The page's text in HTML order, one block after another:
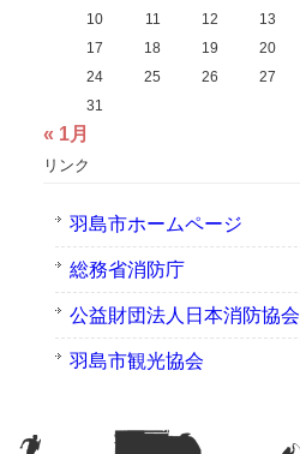
10
11 12 13
17
18 19 20
24
25 26 27
31
« 1月
リンク
羽島市ホームページ
総務省消防庁
公益財団法人日本消防協会
羽島市観光協会